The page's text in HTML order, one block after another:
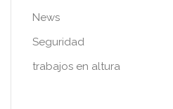
News
Seguridad
trabajos en altura